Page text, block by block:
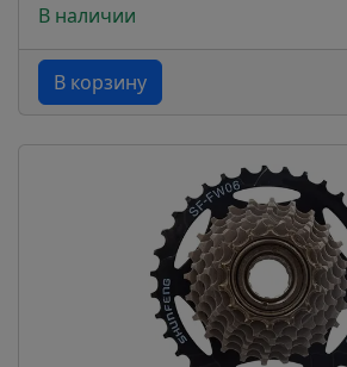
В наличии
В корзину